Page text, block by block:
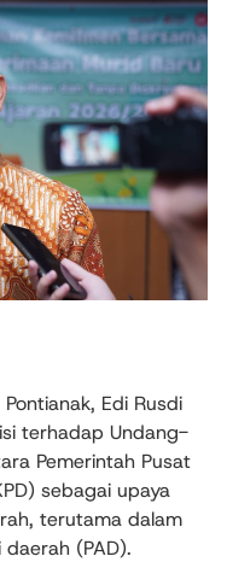
Edi Rusdi
terhadap Undang-
Pemerintah Pusat
sebagai upaya
terutama dalam
(PAD).